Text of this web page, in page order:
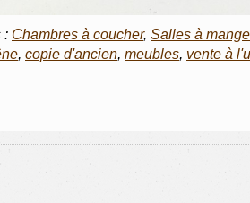
: Chambres à coucher, Salles à
, copie d'ancien, meubles, vente à